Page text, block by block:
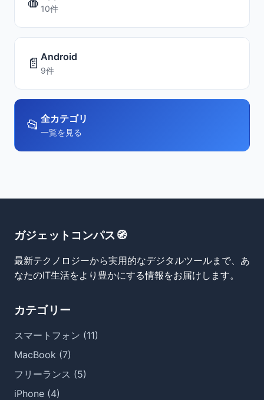
10件
📄 Android
9件
📂 全カテゴリ
一覧を見る
ガジェットコンパス🧭
最新テクノロジーから実用的なデジタルツールまで、あ
なたのIT生活をより豊かにする情報をお届けします。
カテゴリー
スマートフォン (11)
MacBook (7)
フリーランス (5)
iPhone (4)